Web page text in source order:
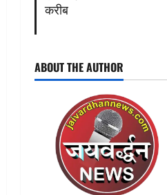
करीब
ABOUT THE AUTHOR